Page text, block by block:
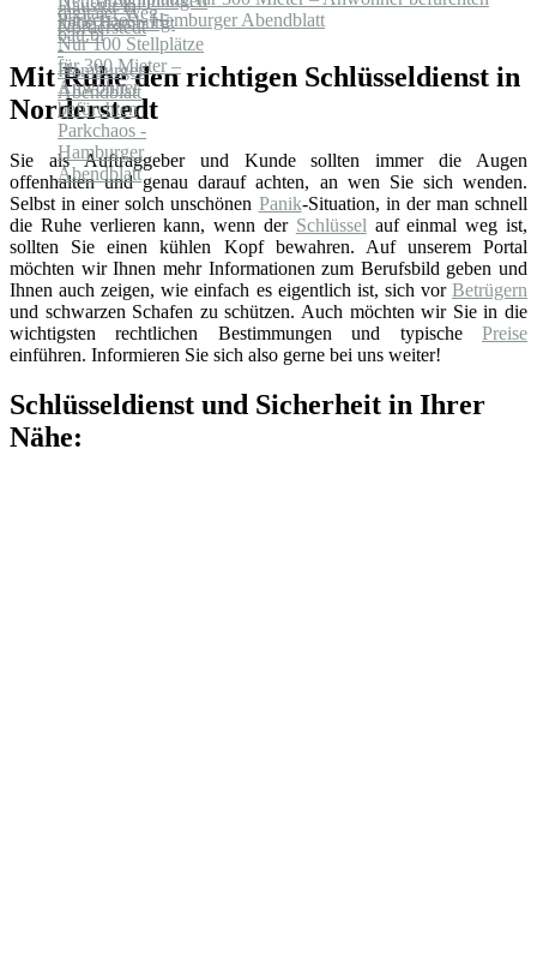
Parkchaos - Hamburger Abendblatt
Mit Ruhe den richtigen Schlüsseldienst in
Norderstedt
Sie als Auftraggeber und Kunde sollten immer die Augen
offenhalten und genau darauf achten, an wen Sie sich wenden.
Selbst in einer solch unschönen Panik-Situation, in der man schnell
die Ruhe verlieren kann, wenn der Schlüssel auf einmal weg ist,
sollten Sie einen kühlen Kopf bewahren. Auf unserem Portal
möchten wir Ihnen mehr Informationen zum Berufsbild geben und
Ihnen auch zeigen, wie einfach es eigentlich ist, sich vor Betrügern
und schwarzen Schafen zu schützen. Auch möchten wir Sie in die
wichtigsten rechtlichen Bestimmungen und typische Preise
einführen. Informieren Sie sich also gerne bei uns weiter!
Schlüsseldienst und Sicherheit in Ihrer
Nähe: